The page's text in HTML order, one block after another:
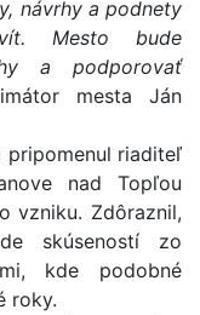
návrhy a podnety
Mesto bude
a podporovať
mesta Ján
pripomenul riaditeľ
nad Topľou
vzniku. Zdôraznil,
skúseností zo
kde podobné
roky.